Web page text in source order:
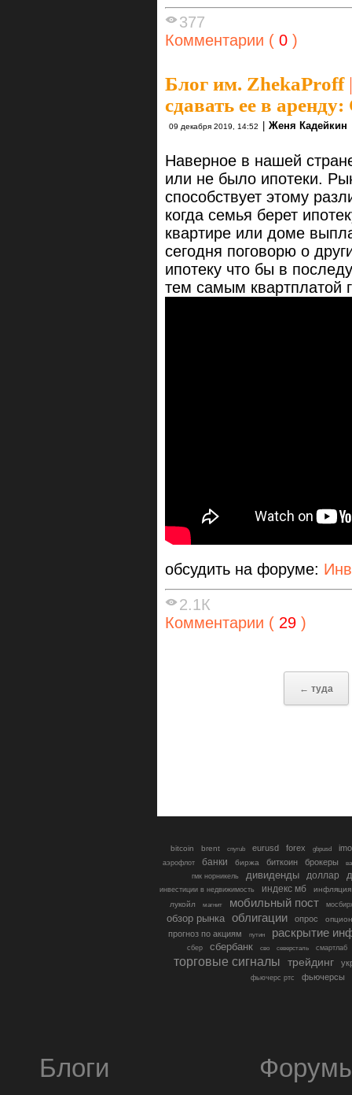
377
Комментарии ( 0 )
Блог им. ZhekaProff|
сдавать ее в
09 декабря 2019, 14:52 Женя Кадейкин
Наверное в нашей
или не было ипотеки.
способствует этому
когда семья берет
квартире или доме
сегодня поговорю о
ипотеку что бы в
тем самым квартплатой
обсудить на форуме:
2.1К
Комментарии ( 29 )
← туда
bitcoin brent cnyrub eurusd forex gbpusd
аэрофлот банки биржа биткоин брокеры
гмк норникель
дивиденды доллар
инвестиции в недвижимость индекс мб
инфляция
лукойл
магнит мобильный пост
обзор рынка облигации опрос
прогноз по акциям путин раскрытие
сбер сбербанк сво северсталь смартлаб
торговые сигналы трейдинг
фьючерс ртс фьючерсы
Блоги